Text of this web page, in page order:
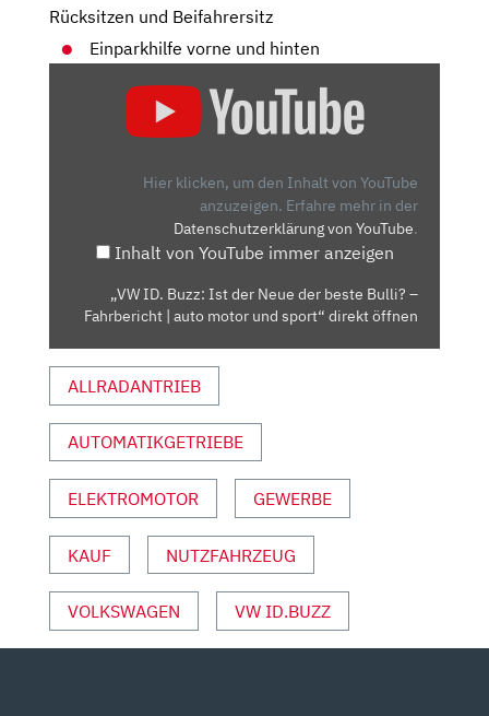
Rücksitzen und Beifahrersitz
Einparkhilfe vorne und hinten
BESTE
|
AUTO
UND
SPORT“
VON
YOUTUBE
ANZEIGEN
Hier klicken, um den Inhalt von YouTube
anzuzeigen. Erfahre mehr in der
Datenschutzerklärung von YouTube.
Inhalt von YouTube immer anzeigen
„VW ID. Buzz: Ist der Neue der beste Bulli? –
Fahrbericht | auto motor und sport“ direkt öffnen
ALLRADANTRIEB
AUTOMATIKGETRIEBE
ELEKTROMOTOR GEWERBE
KAUF NUTZFAHRZEUG
VOLKSWAGEN VW ID.BUZZ